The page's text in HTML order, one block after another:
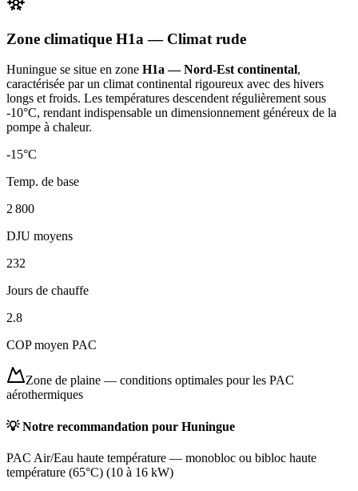
Zone climatique H1a — Climat rude
Huningue se situe en zone H1a — Nord-Est continental,
caractérisée par un climat continental rigoureux avec des hivers
longs et froids. Les températures descendent régulièrement sous
-10°C, rendant indispensable un dimensionnement généreux de la
pompe à chaleur.
-15°C
Temp. de base
2 800
DJU moyens
232
Jours de chauffe
2.8
COP moyen PAC
Zone de plaine — conditions optimales pour les PAC
aérothermiques
💡 Notre recommandation pour Huningue
PAC Air/Eau haute température — monobloc ou bibloc haute
température (65°C) (10 à 16 kW)